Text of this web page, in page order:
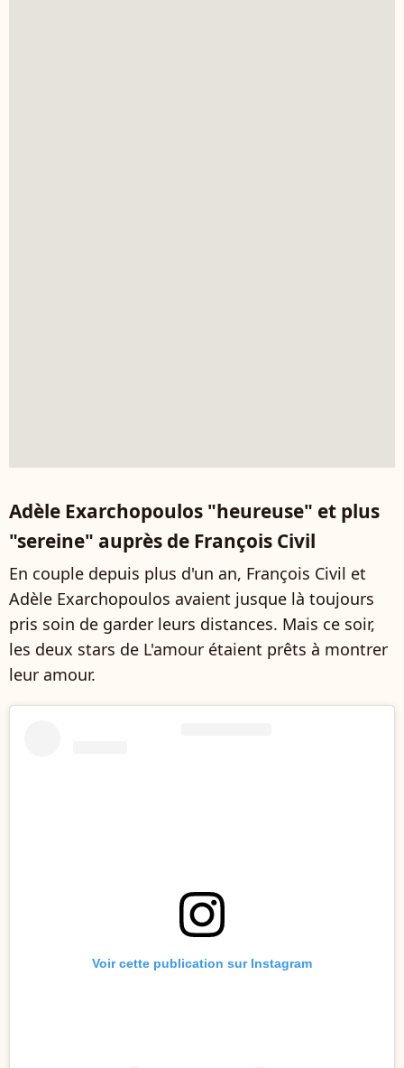
Adèle Exarchopoulos "heureuse" et plus
"sereine" auprès de François Civil
En couple depuis plus d'un an, François Civil et
Adèle Exarchopoulos avaient jusque là toujours
pris soin de garder leurs distances. Mais ce soir,
les deux stars de L'amour étaient prêts à montrer
leur amour.
Voir cette publication sur Instagram